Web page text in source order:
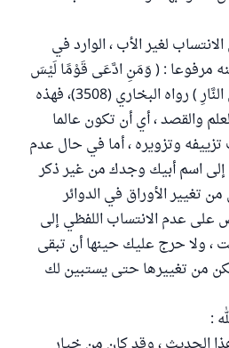
لغير الأب ، الوارد في
مرفوعا : ( وَمَنِ ادَّعَى قَوْمًا لَيْسَ
لَهُ فِيهِمْ فَلْيَتَبَوَّأْ مَقْعَدَهُ مِنَ النَّارِ ) رواه البخاري (3508)، فهذه
والقصد ، أي أن تكون عالما
وتزويره ، أما في حال عدم
إلى اسم أبيك وجدك من غير ذكر
تغيير الأوراق في الدوائر
على عدم الانتساب اللفظي إلى
، ولا حرج عليك حينها أن تبقى
من تغييرها حتى يستبين لك
: